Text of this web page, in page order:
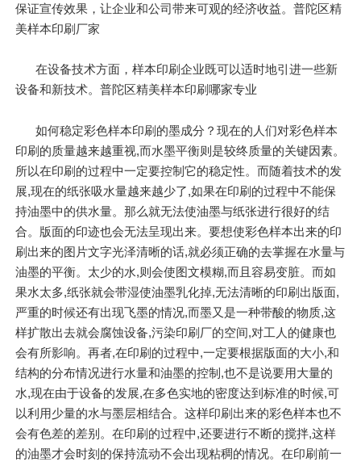
保证宣传效果，让企业和公司带来可观的经济收益。普陀区精
美样本印刷厂家
在设备技术方面，样本印刷企业既可以适时地引进一些新
设备和新技术。普陀区精美样本印刷哪家专业
如何稳定彩色样本印刷的墨成分？现在的人们对彩色样本
印刷的质量越来越重视,而水墨平衡则是较终质量的关键因素。
所以在印刷的过程中一定要控制它的稳定性。而随着技术的发
展,现在的纸张吸水量越来越少了,如果在印刷的过程中不能保
持油墨中的供水量。那么就无法使油墨与纸张进行很好的结
合。版面的印迹也会无法呈现出来。要想使彩色样本出来的印
刷出来的图片文字光泽清晰的话,就必须正确的去掌握在水量与
油墨的平衡。太少的水,则会使图文模糊,而且容易变脏。而如
果水太多,纸张就会带湿使油墨乳化掉,无法清晰的印刷出版面,
严重的时候还有出现飞墨的情况,而墨又是一种带酸的物质,这
样扩散出去就会腐蚀设备,污染印刷厂的空间,对工人的健康也
会有所影响。再者,在印刷的过程中,一定要根据版面的大小,和
结构的分布情况进行水量和油墨的控制,也不是说要用大量的
水,现在由于设备的发展,在多色实地的密度达到标准的时候,可
以利用少量的水与墨层相结合。这样印刷出来的彩色样本也不
会有色差的差别。在印刷的过程中,还要进行不断的搅拌,这样
的油墨才会时刻的保持流动不会出现粘稠的情况。在印刷前一